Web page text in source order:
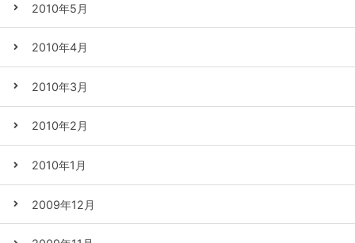
2010年5月
2010年4月
2010年3月
2010年2月
2010年1月
2009年12月